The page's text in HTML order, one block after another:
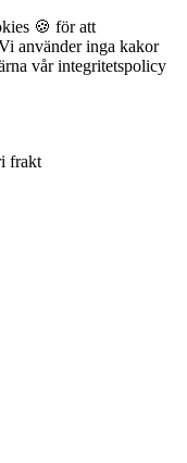
🍪 för att
använder inga kakor
vår integritetspolicy
frakt